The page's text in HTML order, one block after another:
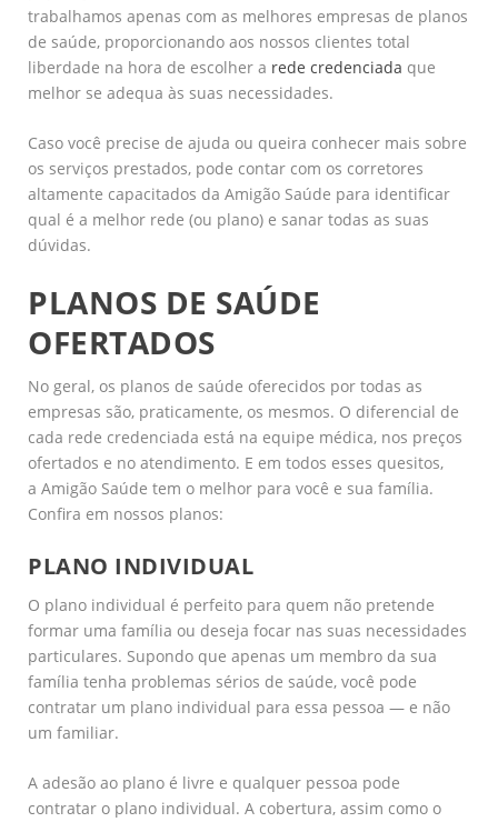
trabalhamos apenas com as melhores empresas de planos
de saúde, proporcionando aos nossos clientes total
liberdade na hora de escolher a rede credenciada que
melhor se adequa às suas necessidades.
Caso você precise de ajuda ou queira conhecer mais sobre
os serviços prestados, pode contar com os corretores
altamente capacitados da Amigão Saúde para identificar
qual é a melhor rede (ou plano) e sanar todas as suas
dúvidas.
PLANOS DE SAÚDE
OFERTADOS
No geral, os planos de saúde oferecidos por todas as
empresas são, praticamente, os mesmos. O diferencial de
cada rede credenciada está na equipe médica, nos preços
ofertados e no atendimento. E em todos esses quesitos,
a Amigão Saúde tem o melhor para você e sua família.
Confira em nossos planos:
PLANO INDIVIDUAL
O plano individual é perfeito para quem não pretende
formar uma família ou deseja focar nas suas necessidades
particulares. Supondo que apenas um membro da sua
família tenha problemas sérios de saúde, você pode
contratar um plano individual para essa pessoa — e não
um familiar.
A adesão ao plano é livre e qualquer pessoa pode
contratar o plano individual. A cobertura, assim como o